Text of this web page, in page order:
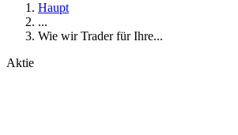
Haupt
...
Wie wir Trader für Ihre...
Aktie